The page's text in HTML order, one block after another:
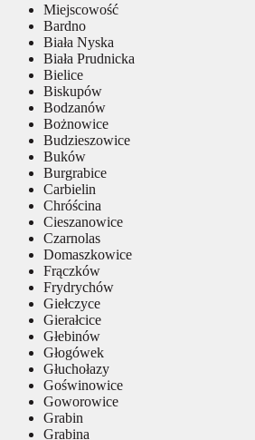
Miejscowość
Bardno
Biała Nyska
Biała Prudnicka
Bielice
Biskupów
Bodzanów
Bożnowice
Budzieszowice
Buków
Burgrabice
Carbielin
Chróścina
Cieszanowice
Czarnolas
Domaszkowice
Frączków
Frydrychów
Giełczyce
Gierałcice
Głebinów
Głogówek
Głuchołazy
Goświnowice
Goworowice
Grabin
Grabina